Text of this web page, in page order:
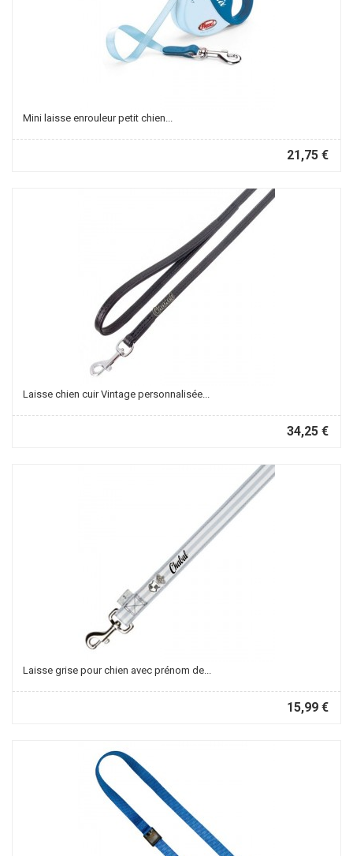
Mini laisse enrouleur petit chien...
21,75 €
Laisse chien cuir Vintage personnalisée...
34,25 €
Laisse grise pour chien avec prénom de...
15,99 €